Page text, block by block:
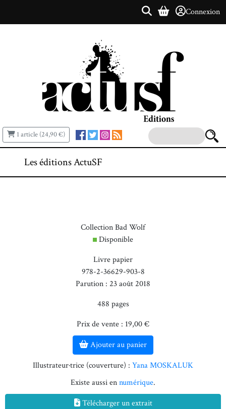
Connexion
1 article (24,90 €)
Les éditions ActuSF
Collection Bad Wolf
Disponible
Livre papier
978-2-36629-903-8
Parution : 23 août 2018
488 pages
Prix de vente : 19,00 €
Ajouter au panier
Illustrateur·trice (couverture) : Yana MOSKALUK
Existe aussi ennumérique.
Télécharger un extrait